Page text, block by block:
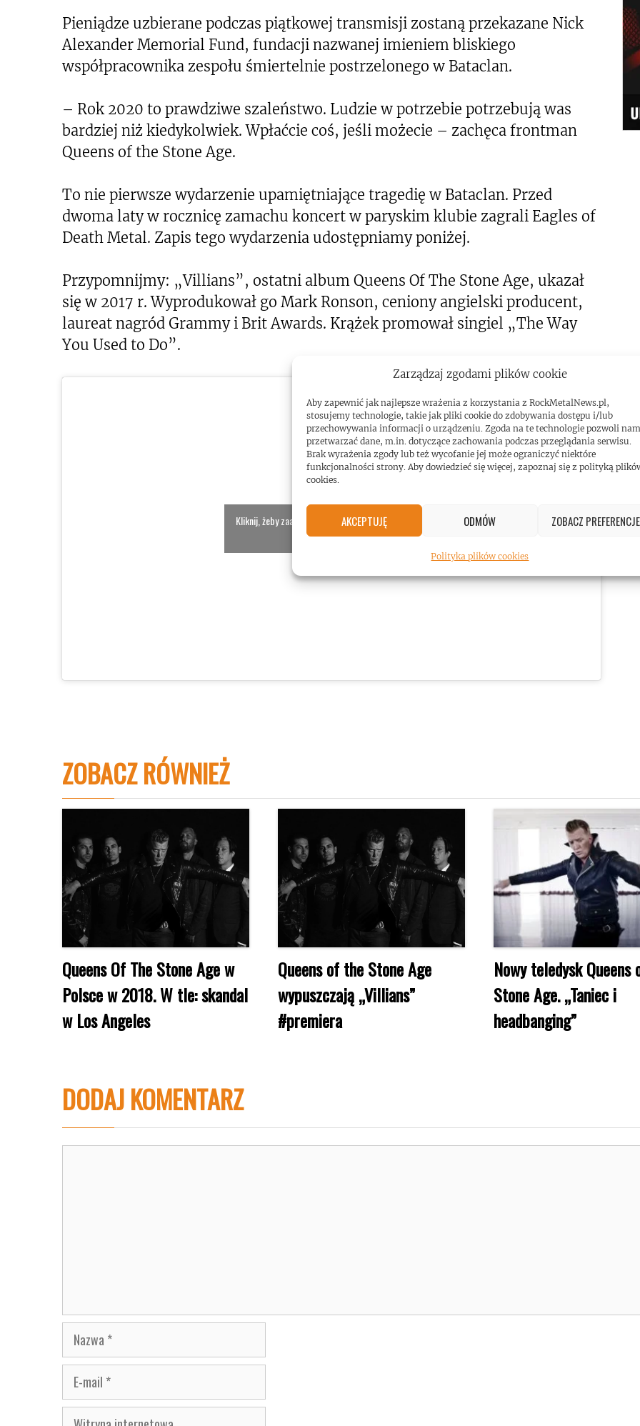
Zarządzaj zgodami plików cookie
Aby zapewnić jak najlepsze wrażenia z korzystania z RockMetalNews.pl,
stosujemy technologie, takie jak pliki cookie do zdobywania dostępu i/lub
przechowywania informacji o urządzeniu. Zgoda na te technologie pozwoli nam
przetwarzać dane, m.in. dotyczące zachowania podczas przeglądania serwisu.
Brak wyrażenia zgody lub też wycofanie jej może ograniczyć niektóre
funkcjonalności strony. Aby dowiedzieć się więcej, zapoznaj się z polityką
cookies.
AKCEPTUJĘ ODMÓW ZOBACZ PREFERENCJE
Polityka plików cookies
Pieniądze uzbierane podczas piątkowej transmisji zostaną przekazane Nick
Alexander Memorial Fund, fundacji nazwanej imieniem bliskiego
współpracownika zespołu śmiertelnie postrzelonego w Bataclan.
– Rok 2020 to prawdziwe szaleństwo. Ludzie w potrzebie potrzebują was
bardziej niż kiedykolwiek. Wpłaćcie coś, jeśli możecie – zachęca frontman
Queens of the Stone Age.
To nie pierwsze wydarzenie upamiętniające tragedię w Bataclan. Przed
dwoma laty w rocznicę zamachu koncert w paryskim klubie zagrali Eagles of
Death Metal. Zapis tego wydarzenia udostępniamy poniżej.
Przypomnijmy: „Villians”, ostatni album Queens Of The Stone Age, ukazał
się w 2017 r. Wyprodukował go Mark Ronson, ceniony angielski producent,
laureat nagród Grammy i Brit Awards. Krążek promował singiel „The Way
You Used to Do”.
Kliknij, żeby zaakceptować marketing pliki cookies i
włączyć tę treść
ZOBACZ RÓWNIEŻ
Queens Of The Stone Age w
Polsce w 2018. W tle: skandal
w Los Angeles
Queens of the Stone Age
wypuszczają „Villians”
#premiera
Nowy teledysk Queens
Stone Age. „Taniec i
headbanging”
DODAJ KOMENTARZ
Nazwa
E-
mail
Witryna